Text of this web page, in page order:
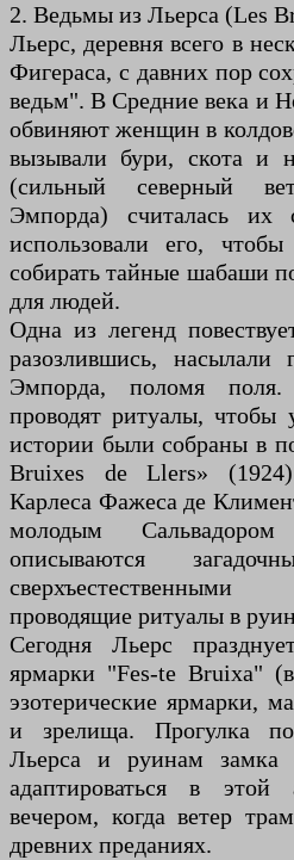
2. Ведьмы из Льерса (Les
Льерс, деревня всего в
Фигераса, с давних пор
ведьм". В Средние века и
обвиняют женщин в
вызывали бури, скота и
(сильный северный
Эмпорда) считалась
использовали его,
собирать тайные шабаши
для людей.
Одна из легенд
разозлившись,
Эмпорда, поломя поля.
проводят ритуалы, чтобы
истории были собраны в
Bruixes de Llers» (1924)
Карлеса Фажеса де
молодым
описываются
проводящие ритуалы в
Сегодня Льерс
ярмарки "Fes-te Bruixa"
эзотерические ярмарки,
и зрелища. Прогулка
Льерса и руинам
адаптироваться в этой
вечером, когда ветер
древних преданиях.